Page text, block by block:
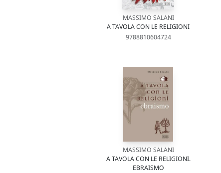
MASSIMO SALANI
A TAVOLA CON LE RELIGIONI
9788810604724
MASSIMO SALANI
A TAVOLA CON LE RELIGIONI.
EBRAISMO